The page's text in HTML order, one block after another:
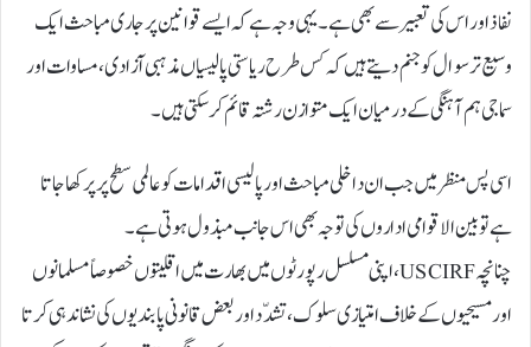
نفاذ اور اس کی تعبیر سے بھی ہے۔ یہی وجہ ہے کہ ایسے قوانین پر جاری مباحث ایک
وسیع تر سوال کو جنم دیتے ہیں کہ کس طرح ریاستی پالیسیاں مذہبی آزادی، مساوات اور
سماجی ہم آہنگی کے درمیان ایک متوازن رشتہ قائم کر سکتی ہیں۔
اسی پس منظر میں جب ان داخلی مباحث اور پالیسی اقدامات کو عالمی سطح پر پرکھا جاتا
ہے تو بین الاقوامی اداروں کی توجہ بھی اس جانب مبذول ہوتی ہے۔
چنانچہ USCIRF، اپنی مسلسل رپورٹوں میں بھارت میں اقلیتوں خصوصاً مسلمانوں
اور مسیحیوں کے خلاف امتیازی سلوک، تشدّد اور بعض قانونی پابندیوں کی نشاندہی کرتا